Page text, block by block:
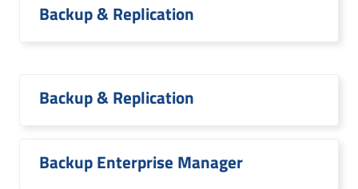
Backup & Replication
Backup & Replication
Backup Enterprise Manager